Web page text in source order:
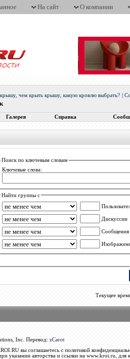
На сайт О компании
чем крыть крышу, какую кровлю выбрать?
Галерея Справка
Поиск по ключевым словам
Ключевые слова:
Найти группы с
Дискуссии
Сообщения
Текущее
Inc. Перевод: zCarot
вы соглашаетесь с политикой
указании авторства и ссылки на www.kroi.ru, для